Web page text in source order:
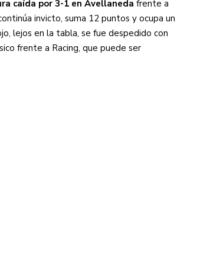
caída por 3-1 en Avellaneda frente a
invicto, suma 12 puntos y ocupa un
lejos en la tabla, se fue despedido con
frente a Racing, que puede ser